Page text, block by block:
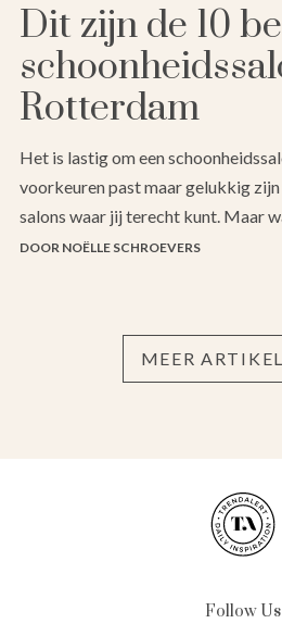
Dit zijn de 10
Rotterdam
Het is lastig om een
voorkeuren past maar gelukkig
salons waar jij terecht kunt. Maar
DOOR NOËLLE SCHROEVERS
MEER
Follow Us